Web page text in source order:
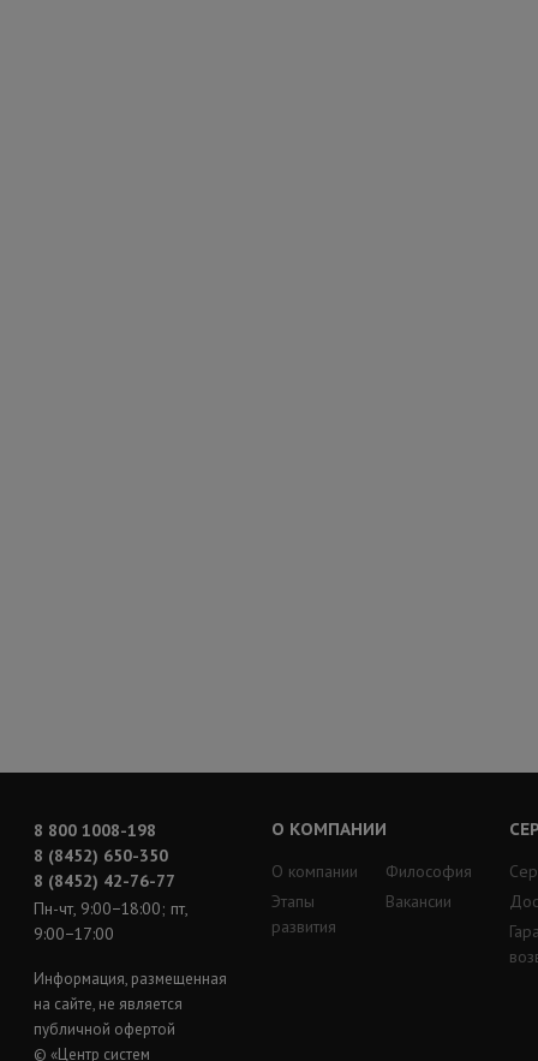
8 800 1008-198
8 (8452) 650-350
8 (8452) 42-76-77
Пн-чт, 9:00−18:00; пт,
9:00−17:00
Информация, размещенная
на сайте, не является
публичной офертой
© «Центр систем
О КОМПАНИИ
О компании
Этапы
развития
Философия
Вакансии